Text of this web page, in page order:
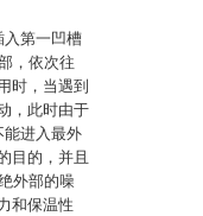
入第一凹槽
，依次往
时，当遇到
，此时由于
能进入最外
目的，并且
外部的噪
和保温性